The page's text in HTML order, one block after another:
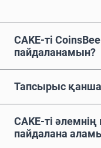
CAKE-ті
пайдаланамын?
Тапсырыс
CAKE-ті
пайдалана